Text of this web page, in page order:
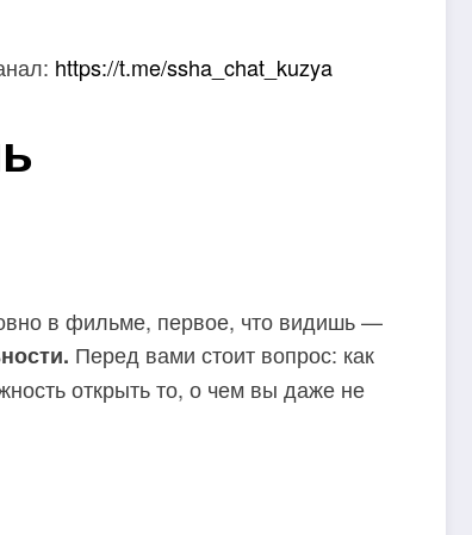
https://t.me/ssha_chat_kuzya
в фильме, первое, что видишь —
Перед вами стоит вопрос: как
открыть то, о чем вы даже не